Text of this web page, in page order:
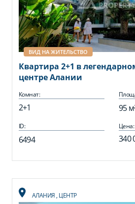
ВИД НА ЖИТЕЛЬСТВО
Квартира 2+1 в
центре Алании
Комнат:
2+1 95
ID:
6494
Цена:
340
АЛАНИЯ, ЦЕНТР